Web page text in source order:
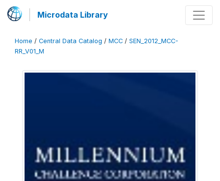
Microdata Library
Home / Central Data Catalog / MCC / SEN_2012_MCC-
RR_V01_M